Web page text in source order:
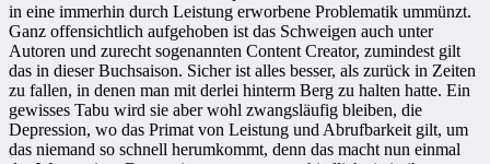
in eine immerhin durch Leistung erworbene Problematik ummünzt.
Ganz offensichtlich aufgehoben ist das Schweigen auch unter
Autoren und zurecht sogenannten Content Creator, zumindest gilt
das in dieser Buchsaison. Sicher ist alles besser, als zurück in Zeiten
zu fallen, in denen man mit derlei hinterm Berg zu halten hatte. Ein
gewisses Tabu wird sie aber wohl zwangsläufig bleiben, die
Depression, wo das Primat von Leistung und Abrufbarkeit gilt, um
das niemand so schnell herumkommt, denn das macht nun einmal